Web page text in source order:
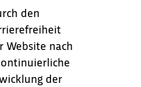
den
Website nach
der